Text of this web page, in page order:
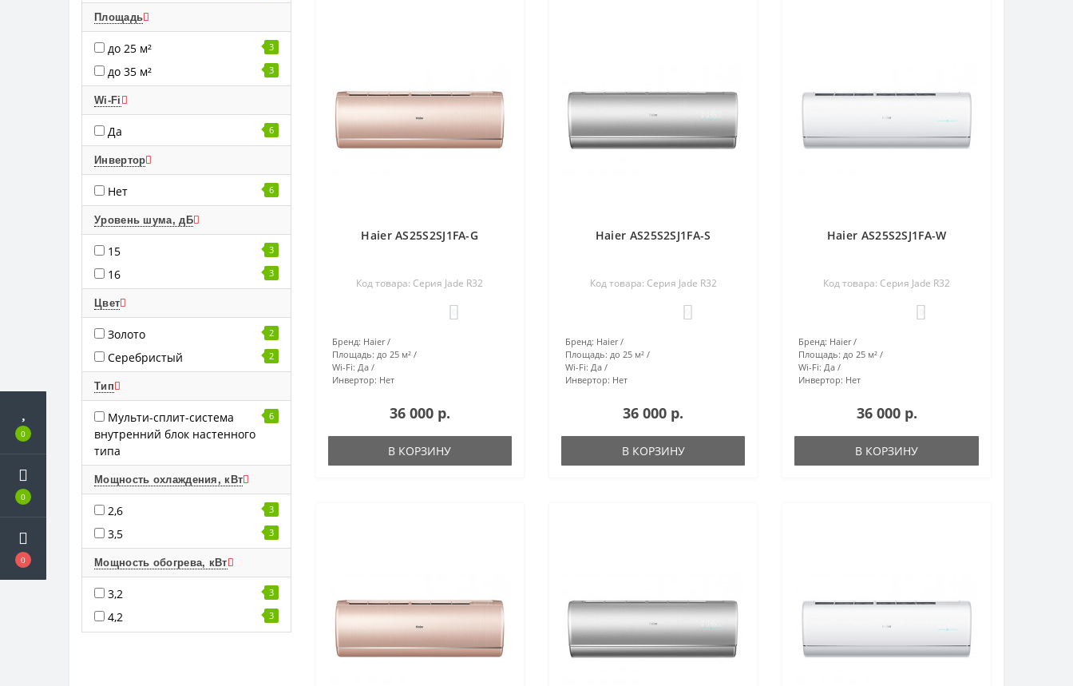
0
0
0
Площадь
до 25 м² 3
до 35 м² 3
Wi-Fi
Да 6
Инвертор
Нет 6
Уровень шума, дБ
15 3
16 3
Цвет
Золото 2
Серебристый 2
Тип
Мульти-сплит-система
внутренний блок настенного
типа
6
Мощность охлаждения, кВт
2,6 3
3,5 3
Мощность обогрева, кВт
3,2 3
4,2 3
Haier AS25S2SJ1FA-G
Код товара: Серия Jade R32
Бренд: Haier
Площадь: до 25 м²
Wi-Fi: Да
Инвертор: Нет
36 000 р.
В КОРЗИНУ
Haier AS25S2SJ1FA-S
Код товара: Серия Jade R32
Бренд: Haier
Площадь: до 25 м²
Wi-Fi: Да
Инвертор: Нет
36 000 р.
В КОРЗИНУ
Haier AS25S2SJ1FA-W
Код товара: Серия Jade R32
Бренд: Haier
Площадь: до 25 м²
Wi-Fi: Да
Инвертор: Нет
36 000 р.
В КОРЗИНУ